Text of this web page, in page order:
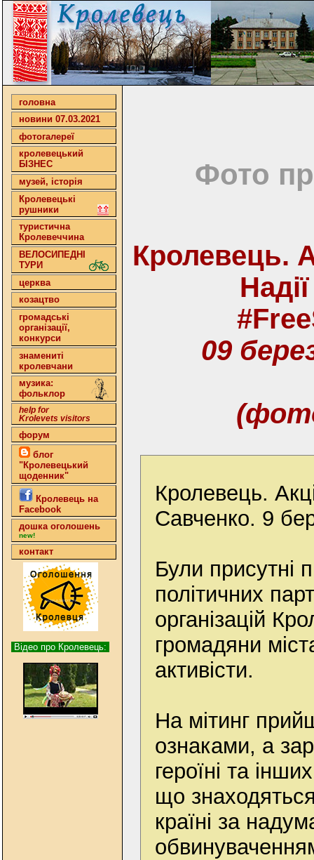
головна
новини 07.03.2021
фотогалереї
кролевецький
БІЗНЕС
музей, історія
Кролевецькі
рушники
туристична
Кролевеччина
ВЕЛОСИПЕДНІ
ТУРИ
церква
козацтво
громадські
організації,
конкурси
знамениті
кролевчани
музика:
фольклор
help for
Krolevets visitors
форум
блог
"Кролевецький
щоденник"
Кролевець на
Facebook
дошка оголошень
new!
контакт
Відео про Кролевець:
Фото
Кролевець.
09
Кролевець.
Савченко. 9
Були присутні
політичних
організацій
громадяни
активісти.
На мітинг
ознаками, а
героїні та
що
країні за